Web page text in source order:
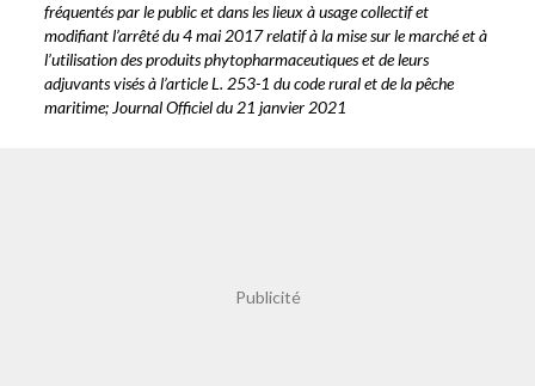
fréquentés par le public et dans les lieux à usage collectif et
modifiant l’arrêté du 4 mai 2017 relatif à la mise sur le marché et à
l’utilisation des produits phytopharmaceutiques et de leurs
adjuvants visés à l’article L. 253-1 du code rural et de la pêche
maritime; Journal Officiel du 21 janvier 2021